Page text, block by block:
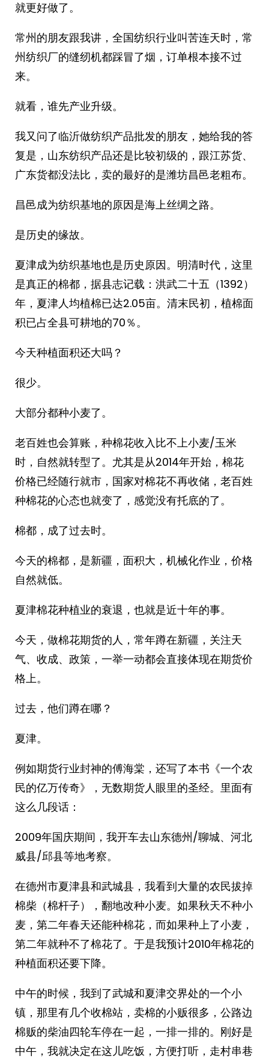
就更好做了。
常州的朋友跟我讲，全国纺织行业叫苦连天时，常
州纺织厂的缝纫机都踩冒了烟，订单根本接不过
来。
就看，谁先产业升级。
我又问了临沂做纺织产品批发的朋友，她给我的答
复是，山东纺织产品还是比较初级的，跟江苏货、
广东货都没法比，卖的最好的是潍坊昌邑老粗布。
昌邑成为纺织基地的原因是海上丝绸之路。
是历史的缘故。
夏津成为纺织基地也是历史原因。明清时代，这里
是真正的棉都，据县志记载：洪武二十五（1392）
年，夏津人均植棉已达2.05亩。清末民初，植棉面
积已占全县可耕地的70％。
今天种植面积还大吗？
很少。
大部分都种小麦了。
老百姓也会算账，种棉花收入比不上小麦/玉米
时，自然就转型了。尤其是从2014年开始，棉花
价格已经随行就市，国家对棉花不再收储，老百姓
种棉花的心态也就变了，感觉没有托底的了。
棉都，成了过去时。
今天的棉都，是新疆，面积大，机械化作业，价格
自然就低。
夏津棉花种植业的衰退，也就是近十年的事。
今天，做棉花期货的人，常年蹲在新疆，关注天
气、收成、政策，一举一动都会直接体现在期货价
格上。
过去，他们蹲在哪？
夏津。
例如期货行业封神的傅海棠，还写了本书《一个农
民的亿万传奇》，无数期货人眼里的圣经。里面有
这么几段话：
2009年国庆期间，我开车去山东德州/聊城、河北
威县/邱县等地考察。
在德州市夏津县和武城县，我看到大量的农民拔掉
棉柴（棉杆子），翻地改种小麦。如果秋天不种小
麦，第二年春天还能种棉花，而如果种上了小麦，
第二年就种不了棉花了。于是我预计2010年棉花的
种植面积还要下降。
中午的时候，我到了武城和夏津交界处的一个小
镇，那里有几个收棉站，卖棉的小贩很多，公路边
棉贩的柴油四轮车停在一起，一排一排的。刚好是
中午，我就决定在这儿吃饭，方便打听，走村串巷